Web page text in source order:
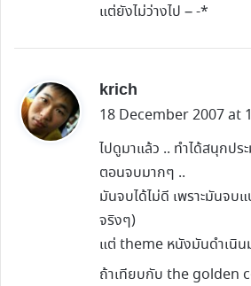
แต่ยังไม่ว่างไป – -*
krich
a
:
18 December 2007 at
ไปดูมาแล้ว .. ทำได้สนุกป
ตอนจบมากๆ ..
มันจบได้ไม่ดี เพราะมันจบ
จริงๆ)
แต่ theme หนังมันดำเนิน
ถ้าเทียบกับ the golden